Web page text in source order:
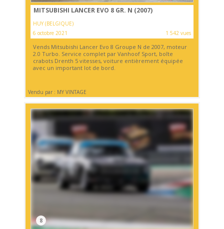
MITSUBISHI LANCER EVO 8 GR. N (2007)
HUY (BELGIQUE)
6 octobre 2021
1 542 vues
Vends Mitsubishi Lancer Evo 8 Groupe N de 2007, moteur
2.0 Turbo. Service complet par Vanhoof Sport, boîte
crabots Drenth 5 vitesses, voiture entièrement équipée
avec un important lot de bord.
Vendu par : MY VINTAGE
8